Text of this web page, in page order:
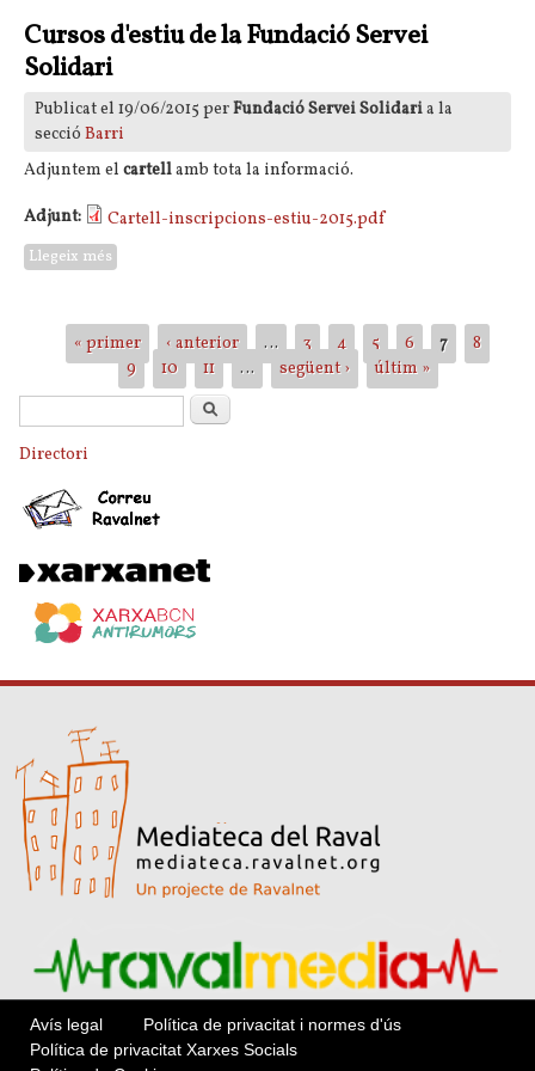
Cursos d'estiu de la Fundació Servei
Solidari
Publicat el 19/06/2015 perFundació Servei Solidaria la
secció Barri
Adjuntem el cartellamb tota la informació.
Adjunt: Cartell-inscripcions-estiu-2015.pdf
Llegeix més
Pàgines
« primer ‹ anterior … 3 4 5 6 7
8
9
10 11 … següent › últim »
Formulari de cercaCerca
Directori
Avís legal
Política de privacitat i normes d'ús
Política de privacitat Xarxes Socials